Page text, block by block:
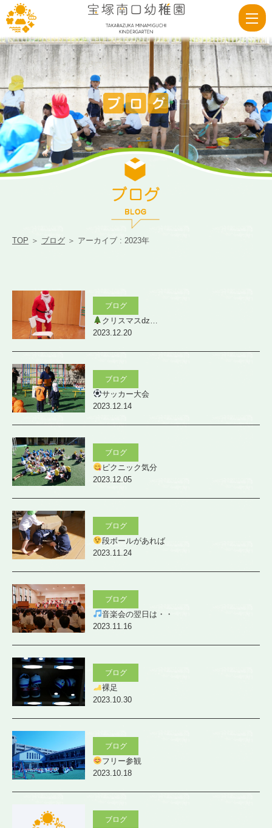
宝
塚
南
口
幼
稚
園
TOP ＞ ブログ ＞ アーカイブ : 2023年
ブログ
クリスマスǳ…
2023.12.20
ブログ
サッカー大会
2023.12.14
ブログ
ピクニック気分
2023.12.05
ブログ
段ボールがあれば
2023.11.24
ブログ
音楽会の翌日は・・
2023.11.16
ブログ
裸足
2023.10.30
ブログ
フリー参観
2023.10.18
ブログ